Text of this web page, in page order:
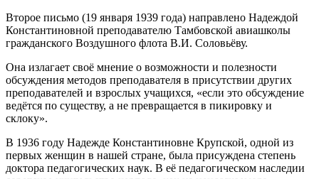
Второе письмо (19 января 1939 года) направлено Надеждой
Константиновной преподавателю Тамбовской авиашколы
гражданского Воздушного флота В.И. Соловьёву.
Она излагает своё мнение о возможности и полезности
обсуждения методов преподавателя в присутствии других
преподавателей и взрослых учащихся, «если это обсуждение
ведётся по существу, а не превращается в пикировку и
склоку».
В 1936 году Надежде Константиновне Крупской, одной из
первых женщин в нашей стране, была присуждена степень
доктора педагогических наук. В её педагогическом наследии